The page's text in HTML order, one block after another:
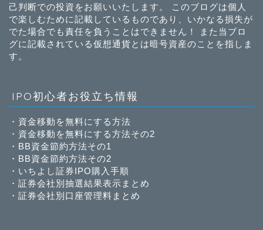
己判断での投資をお願いいたします。 このブログは個人
で楽しむために記載しているものであり、いかなる損失が
でた場合でも責任を負うことはできません！ また当ブロ
グに記載されている仮想通貨とは暗号資産のことを指しま
す。
IPO初心者お役立ち情報
・ 資金移動を無料にする方法
・ 資金移動を無料にする方法その2
・ BB資金節約方法その1
・ BB資金節約方法その2
・ いちよし証券IPO購入手順
・ 証券会社別抽選結果表示まとめ
・ 証券会社別口座管理料まとめ